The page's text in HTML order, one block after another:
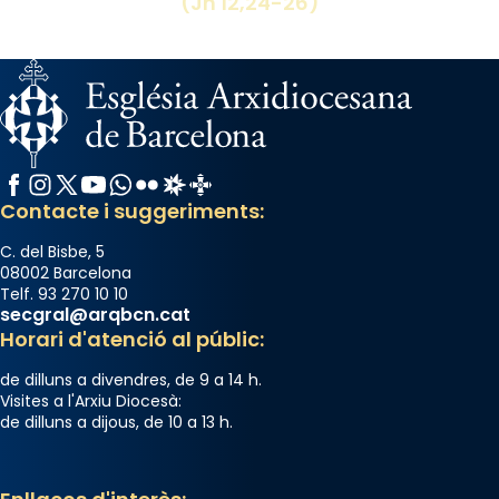
comitè organitzador de la visita apostòlica
col·laboradors, a la Catedral de Barcelona.
L’arquebisbe de Barcelona, el cardenal Joan
Josep Omella, ha presidit la missa i l’ha
concelebrat el bisbe auxiliar de Barcelona,
Mons. David Abadías.
Photo
View on Facebook
Arquebisbat de Barcelona
2 weeks ago
Memòria de les santes Juliana i
Facebook
Instagram
X / Twitter
YouTube
WhatsApp
FlickrRadio Estel
Catalunya Cristiana
Contacte i suggeriments:
C. del Bisbe, 5
08002 Barcelona
Telf. 93 270 10 10
secgral@arqbcn.cat
Horari d'atenció al públic:
de dilluns a divendres, de 9 a 14 h.
Visites a l'Arxiu Diocesà:
de dilluns a dijous, de 10 a 13 h.